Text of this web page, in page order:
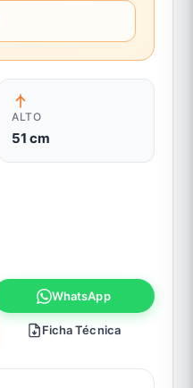
ALTO
51 cm
WhatsApp
Ficha Técnica